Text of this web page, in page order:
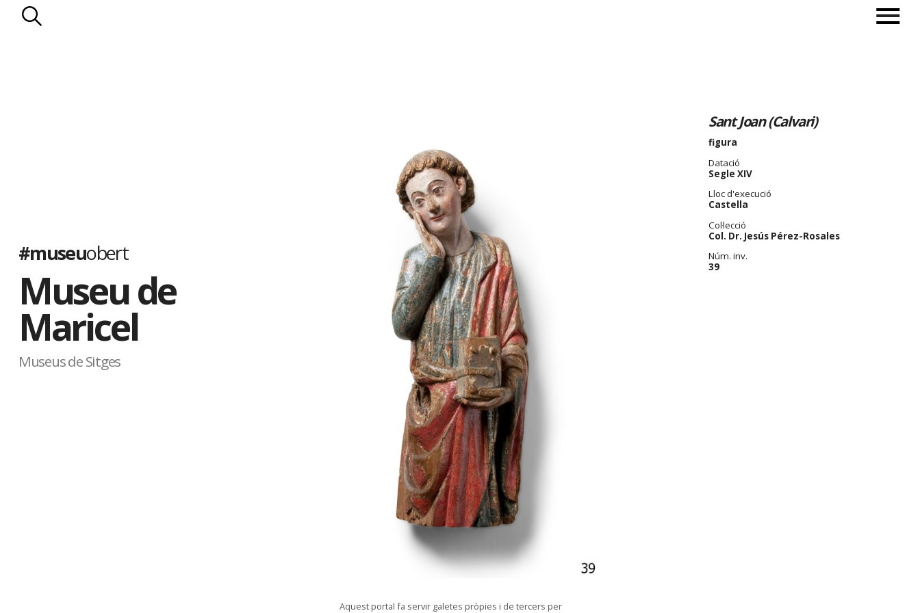
#museuobert
Museu de
Maricel
Museus de Sitges
Sant Joan (Calvari)
figura
Datació
Segle XIV
Lloc d'execució
Castella
Col·lecció
Col. Dr. Jesús Pérez-Rosales
Núm. inv.
39
Aquest portal fa servir galetes pròpies i de tercers per